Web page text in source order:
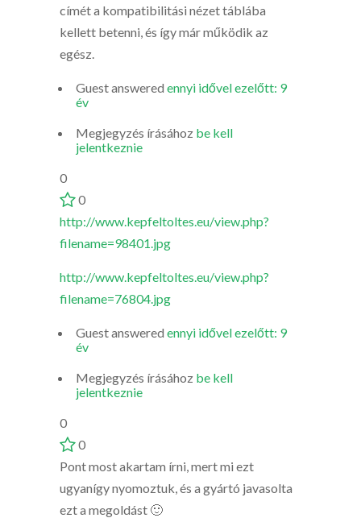
címét a kompatibilitási nézet táblába
kellett betenni, és így már működik az
egész.
Guestanswered ennyi idővel ezelőtt: 9
év
Megjegyzés írásához be kell
jelentkeznie
0
0
http://www.kepfeltoltes.eu/view.php?
filename=98401.jpg
http://www.kepfeltoltes.eu/view.php?
filename=76804.jpg
Guestanswered ennyi idővel ezelőtt: 9
év
Megjegyzés írásához be kell
jelentkeznie
0
0
Pont most akartam írni, mert mi ezt
ugyanígy nyomoztuk, és a gyártó javasolta
ezt a megoldást 🙂